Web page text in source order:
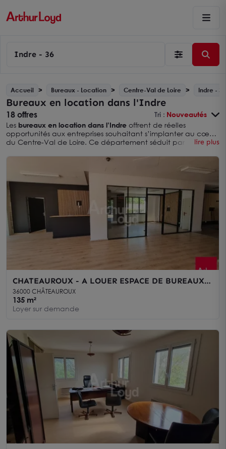
Indre - 36
Accueil Bureaux - Location Centre-Val de Loire Indre - 36
Bureaux en location dans l'Indre
18 offres Tri : Nouveautés
Les bureaux en location dans l’Indre offrent de réelles
opportunités aux entreprises souhaitant s’implanter au cœur
du Centre-Val de Loire. Ce département séduit par son
environnement économique. Grâce à une offre diversifiée de
surfaces professionnelles, les organisations trouvent des
solutions adaptées à leurs besoins spécifiques. La proximité
de lalocation de bureaux Centre-Val de Loire
constitue un
avantage pour les acteurs cherchant une implantation
stratégique.
lire plus
CHATEAUROUX - A LOUER ESPACE DE BUREAUX -
135 m²
36000 CHÂTEAUROUX
135 m²
Loyer sur demande